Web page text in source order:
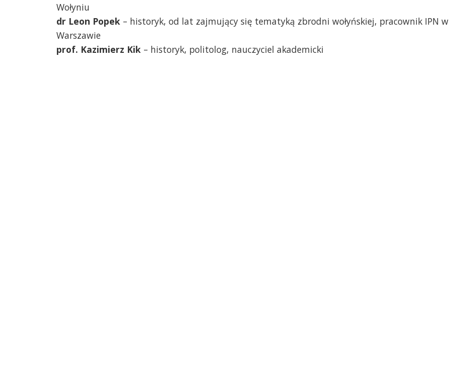
Wołyniu
dr Leon Popek – historyk, od lat zajmujący się tematyką zbrodni wołyńskiej, pracownik IPN w
Warszawie
prof. Kazimierz Kik – historyk, politolog, nauczyciel akademicki